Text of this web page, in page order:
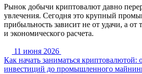
Рынок добычи криптовалют давно
увлечения. Сегодня это крупный
прибыльность зависит не от удачи, а
и экономического расчета.
11 июня 2026
Как начать заниматься криптовалютой:
инвестиций до промышленного